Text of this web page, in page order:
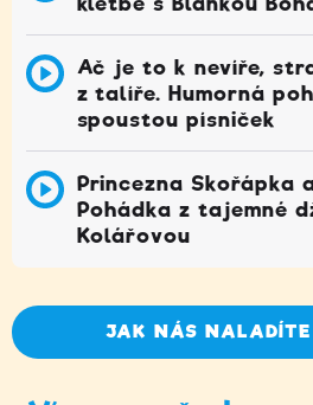
Ač je to k nevíře,
z talíře. Humorná
spoustou písniček
Princezna Skořápka
Pohádka z tajemné
Kolářovou
JAK NÁS NALADÍTE